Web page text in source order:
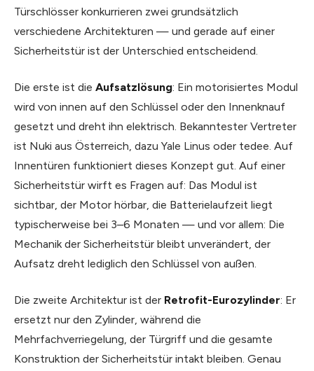
Türschlösser konkurrieren zwei grundsätzlich
verschiedene Architekturen — und gerade auf einer
Sicherheitstür ist der Unterschied entscheidend.
Die erste ist die Aufsatzlösung: Ein motorisiertes Modul
wird von innen auf den Schlüssel oder den Innenknauf
gesetzt und dreht ihn elektrisch. Bekanntester Vertreter
ist Nuki aus Österreich, dazu Yale Linus oder tedee. Auf
Innentüren funktioniert dieses Konzept gut. Auf einer
Sicherheitstür wirft es Fragen auf: Das Modul ist
sichtbar, der Motor hörbar, die Batterielaufzeit liegt
typischerweise bei 3–6 Monaten — und vor allem: Die
Mechanik der Sicherheitstür bleibt unverändert, der
Aufsatz dreht lediglich den Schlüssel von außen.
Die zweite Architektur ist der Retrofit-Eurozylinder: Er
ersetzt nur den Zylinder, während die
Mehrfachverriegelung, der Türgriff und die gesamte
Konstruktion der Sicherheitstür intakt bleiben. Genau